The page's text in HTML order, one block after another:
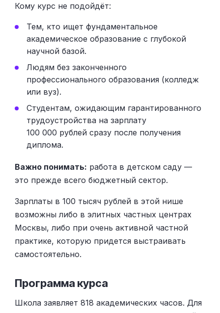
Кому курс не подойдёт:
Тем, кто ищет фундаментальное
академическое образование с глубокой
научной базой.
Людям без законченного
профессионального образования (колледж
или вуз).
Студентам, ожидающим гарантированного
трудоустройства на зарплату
100 000 рублей сразу после получения
диплома.
Важно понимать: работа в детском саду —
это прежде всего бюджетный сектор.
Зарплаты в 100 тысяч рублей в этой нише
возможны либо в элитных частных центрах
Москвы, либо при очень активной частной
практике, которую придется выстраивать
самостоятельно.
Программа курса
Школа заявляет 818 академических часов. Для